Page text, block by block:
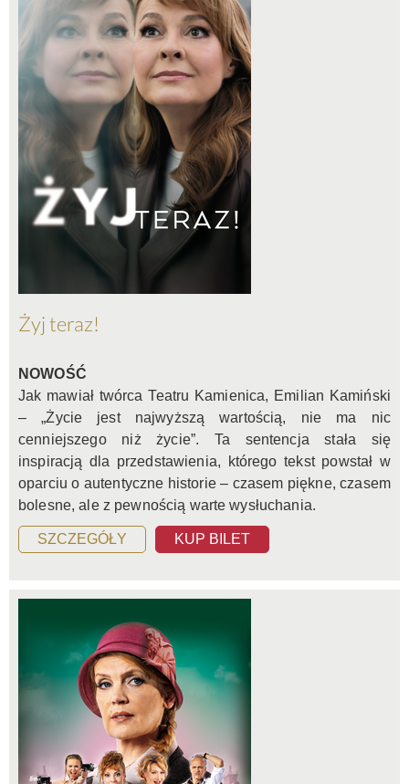
Żyj teraz!
NOWOŚĆ
Jak mawiał twórca Teatru Kamienica, Emilian Kamiński
– „Życie jest najwyższą wartością, nie ma nic
cenniejszego niż życie”. Ta sentencja stała się
inspiracją dla przedstawienia, którego tekst powstał w
oparciu o autentyczne historie – czasem piękne, czasem
bolesne, ale z pewnością warte wysłuchania.
SZCZEGÓŁY KUP BILET